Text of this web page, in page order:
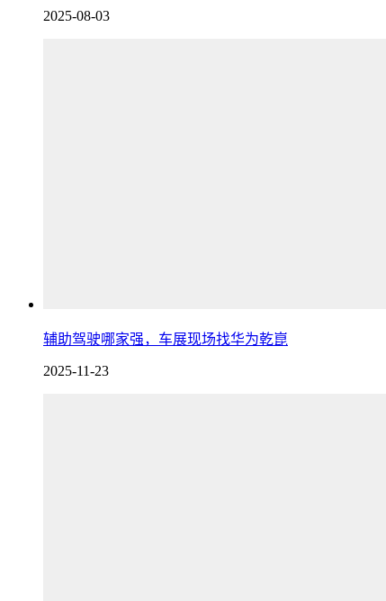
2025-08-03
辅助驾驶哪家强，车展现场找华为乾崑
2025-11-23